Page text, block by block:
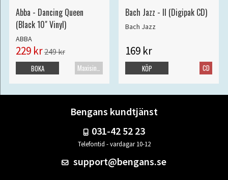
Abba - Dancing Queen
(Black 10" Vinyl)
ABBA
229 kr249 kr
Maxisingel
BOKA
Bach Jazz - II (Digipak CD)
Bach Jazz
169 kr
CD
KÖP
Bengans kundtjänst
031-42 52 23
Telefontid - vardagar 10-12
support@bengans.se